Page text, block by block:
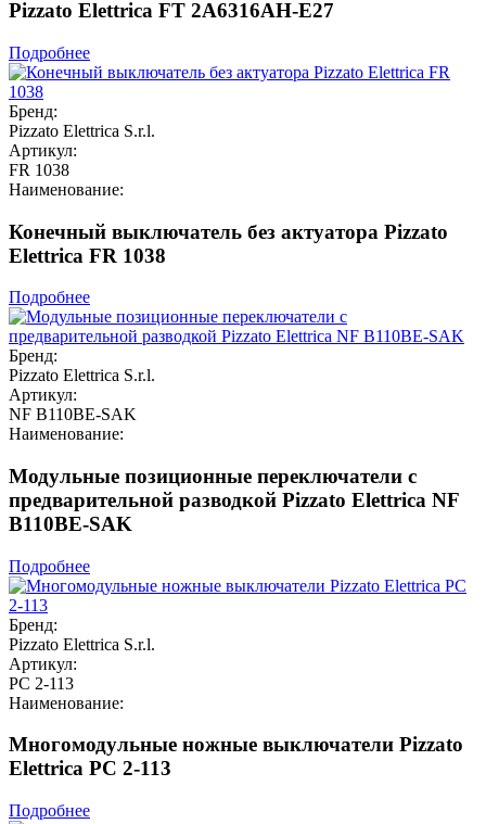
Pizzato Elettrica FT 2A6316AH-E27
Подробнее
Бренд:
Pizzato Elettrica S.r.l.
Артикул:
FR 1038
Наименование:
Конечный выключатель без актуатора Pizzato
Elettrica FR 1038
Подробнее
Бренд:
Pizzato Elettrica S.r.l.
Артикул:
NF B110BE-SAK
Наименование:
Модульные позиционные переключатели с
предварительной разводкой Pizzato Elettrica NF
B110BE-SAK
Подробнее
Бренд:
Pizzato Elettrica S.r.l.
Артикул:
PC 2-113
Наименование:
Многомодульные ножные выключатели Pizzato
Elettrica PC 2-113
Подробнее